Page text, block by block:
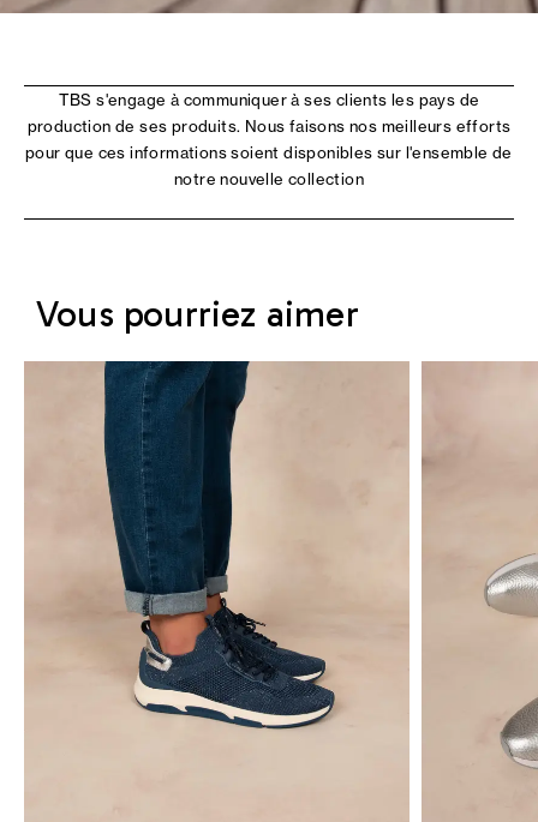
TBS s'engage à communiquer à ses clients les pays de
production de ses produits. Nous faisons nos meilleurs efforts
pour que ces informations soient disponibles sur l'ensemble de
notre nouvelle collection
Vous pourriez aimer